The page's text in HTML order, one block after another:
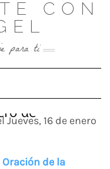
CON
para ti
Navigation
para
de
Oración de la